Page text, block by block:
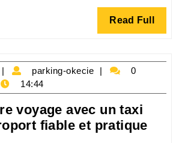
Bordeaux
:
trajet
pratique
et
Read Full Read
Full
23
juillet
2023
parking-okecie
parking-
0
14:44
voyage avec un taxi
fiable et pratique